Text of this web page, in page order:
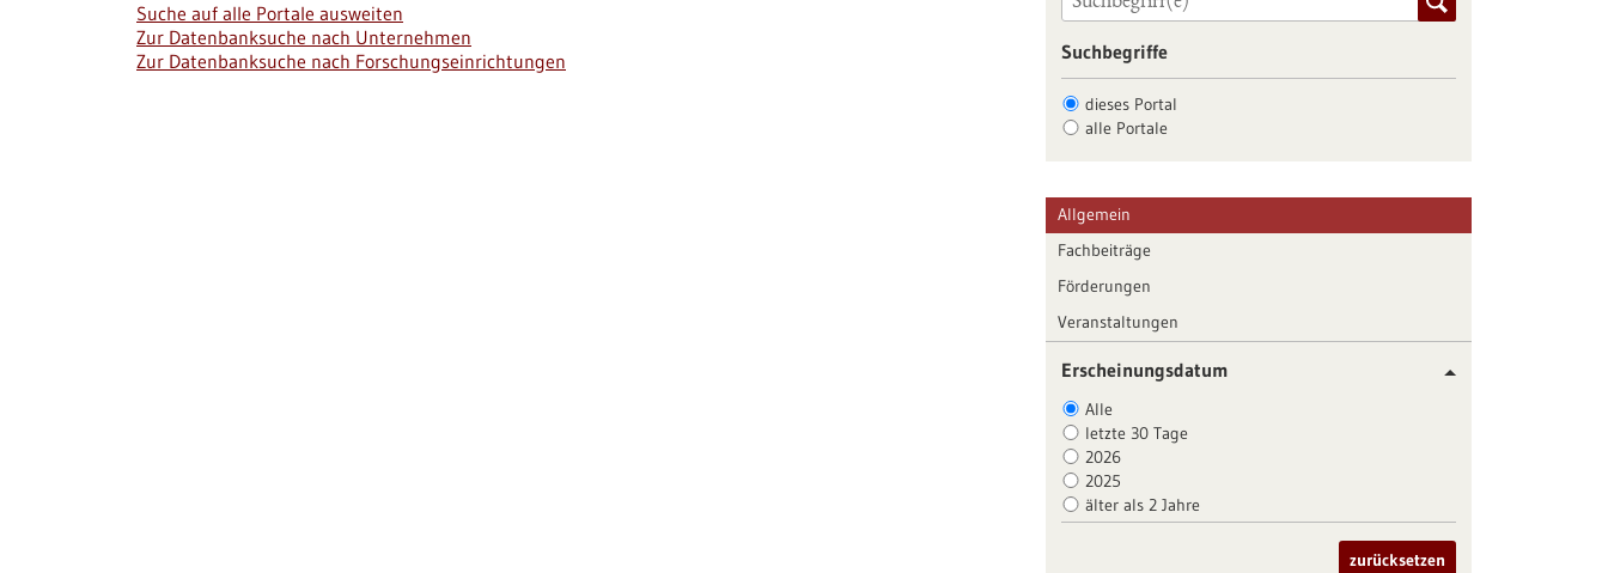
Suche auf alle Portale ausweiten
Zur Datenbanksuche nach Unternehmen
Zur Datenbanksuche nach Forschungseinrichtungen
Suchbegriffe
dieses Portal
alle Portale
Allgemein
Fachbeiträge
Förderungen
Veranstaltungen
Erscheinungsdatum
Alle
letzte 30 Tage
2026
2025
älter als 2 Jahre
zurücksetzen